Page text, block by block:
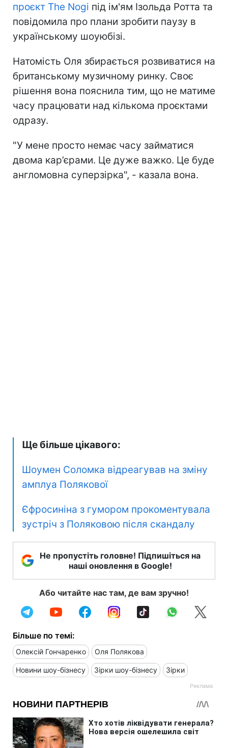
проєкт The Nogi під ім'ям Ізольда Ротта та
повідомила про плани зробити паузу в
українському шоуюбізі.
Натомість Оля збирається розвиватися на
британському музичному ринку. Своє
рішення вона пояснила тим, що не матиме
часу працювати над кількома проєктами
одразу.
"У мене просто немає часу займатися
двома кар’єрами. Це дуже важко. Це буде
англомовна суперзірка", - казала вона.
Ще більше цікавого:
Шоумен Соломка відреагував на зміну
амплуа Полякової
Єфросиніна з гумором прокоментувала
зустріч з Поляковою після скандалу
Не пропустіть головне! Підпишіться на
наші оновлення в Google!
Або читайте нас там, де вам зручно!
Більше по темі:
Олексій Гончаренко Оля Полякова
Новини шоу-бізнесу Зірки шоу-бізнесу Зірки